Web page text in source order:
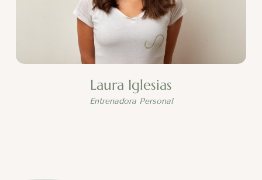
Laura Iglesias
Entrenadora Personal